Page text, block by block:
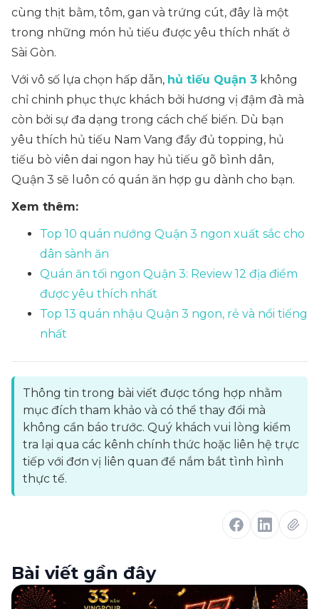
cùng thịt bằm, tôm, gan và trứng cút, đây là một
trong những món hủ tiếu được yêu thích nhất ở
Sài Gòn.
Với vô số lựa chọn hấp dẫn, hủ tiếu Quận 3 không
chỉ chinh phục thực khách bởi hương vị đậm đà mà
còn bởi sự đa dạng trong cách chế biến. Dù bạn
yêu thích hủ tiếu Nam Vang đầy đủ topping, hủ
tiếu bò viên dai ngon hay hủ tiếu gõ bình dân,
Quận 3 sẽ luôn có quán ăn hợp gu dành cho bạn.
Xem thêm:
Top 10 quán nướng Quận 3 ngon xuất sắc cho
dân sành ăn
Quán ăn tối ngon Quận 3: Review 12 địa điểm
được yêu thích nhất
Top 13 quán nhậu Quận 3 ngon, rẻ và nổi tiếng
nhất
Thông tin trong bài viết được tổng hợp nhằm
mục đích tham khảo và có thể thay đổi mà
không cần báo trước. Quý khách vui lòng kiểm
tra lại qua các kênh chính thức hoặc liên hệ trực
tiếp với đơn vị liên quan để nắm bắt tình hình
thực tế.
Bài viết gần đây